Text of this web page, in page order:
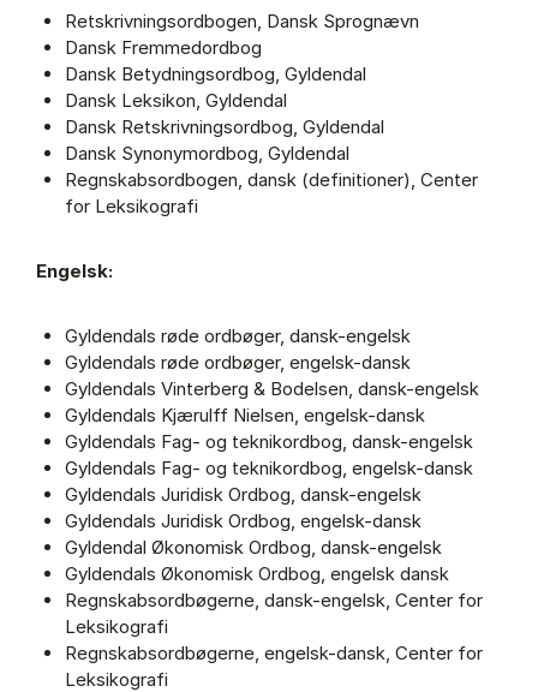
Retskrivningsordbogen, Dansk Sprognævn
Dansk Fremmedordbog
Dansk Betydningsordbog, Gyldendal
Dansk Leksikon, Gyldendal
Dansk Retskrivningsordbog, Gyldendal
Dansk Synonymordbog, Gyldendal
Regnskabsordbogen, dansk (definitioner), Center
for Leksikografi
Engelsk:
Gyldendals røde ordbøger, dansk-engelsk
Gyldendals røde ordbøger, engelsk-dansk
Gyldendals Vinterberg & Bodelsen, dansk-engelsk
Gyldendals Kjærulff Nielsen, engelsk-dansk
Gyldendals Fag- og teknikordbog, dansk-engelsk
Gyldendals Fag- og teknikordbog, engelsk-dansk
Gyldendals Juridisk Ordbog, dansk-engelsk
Gyldendals Juridisk Ordbog, engelsk-dansk
Gyldendal Økonomisk Ordbog, dansk-engelsk
Gyldendals Økonomisk Ordbog, engelsk dansk
Regnskabsordbøgerne, dansk-engelsk, Center for
Leksikografi
Regnskabsordbøgerne, engelsk-dansk, Center for
Leksikografi